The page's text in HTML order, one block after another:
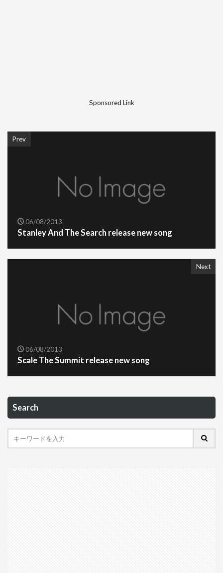
Sponsored Link
Prev
06/08/2013
Stanley And The Search release new song
Next
06/08/2013
Scale The Summit release new song
Search